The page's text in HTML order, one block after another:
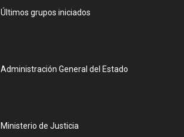
Últimos grupos iniciados
Administración General del Estado
Ministerio de Justicia